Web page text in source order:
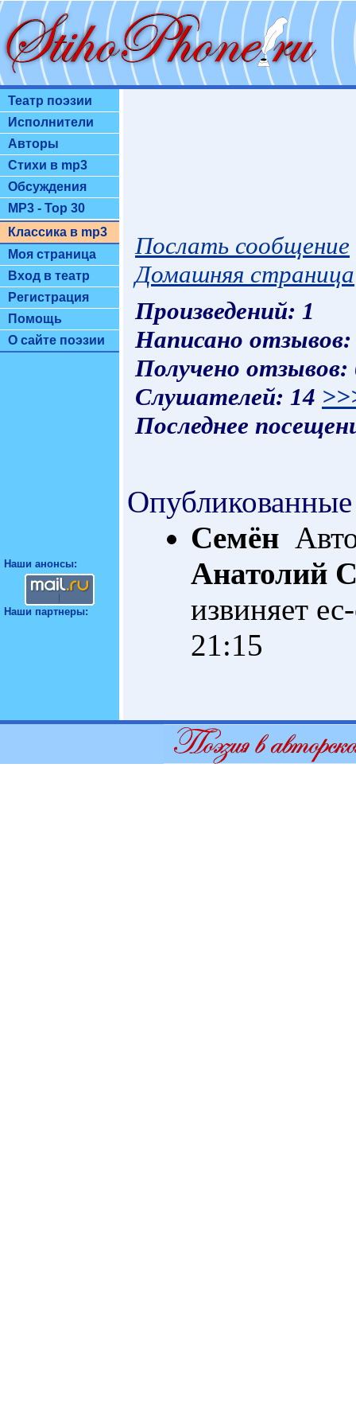
Театр поэзии
Исполнители
Авторы
Стихи в mp3
Обсуждения
MP3 - Top 30
Классика в mp3
Моя страница
Вход в театр
Регистрация
Помощь
О сайте поэзии
Наши анонсы:
Наши партнеры:
Послать сообщение
Домашняя страница
Произведений: 1
Написано
Получено
Слушателей: 14
Последнее
Семён
Анатолий
извиняет
21:15